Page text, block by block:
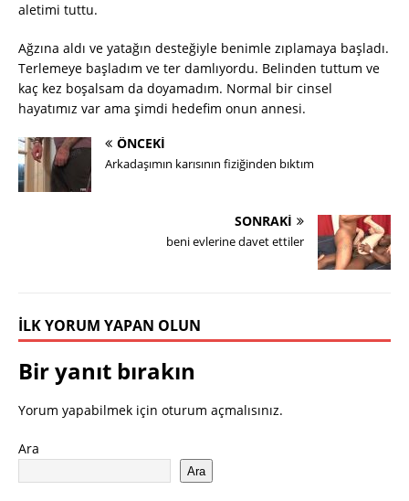
aletimi tuttu.
Ağzına aldı ve yatağın desteğiyle benimle zıplamaya başladı.
Terlemeye başladım ve ter damlıyordu. Belinden tuttum ve
kaç kez boşalsam da doyamadım. Normal bir cinsel
hayatımız var ama şimdi hedefim onun annesi.
ÖNCEKI
Arkadaşımın karısının fiziğinden bıktım
SONRAKI
beni evlerine davet ettiler
İLK YORUM YAPAN OLUN
Bir yanıt bırakın
Yorum yapabilmek için oturum açmalısınız.
Ara
Ara